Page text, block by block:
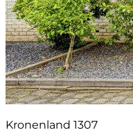
Kronenland 1307